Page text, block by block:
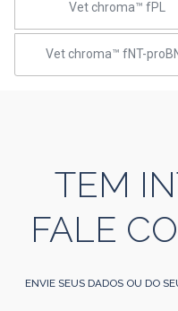
Vet chroma™ fPL
Vet chroma™ fNT-
TEM
FALE
ENVIE SEUS DADOS OU DO